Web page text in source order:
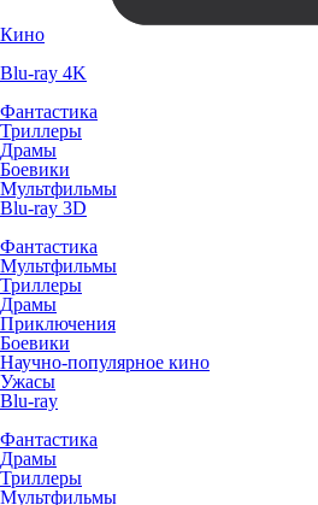
Кино
Blu-ray 4K
Фантастика
Триллеры
Драмы
Боевики
Мультфильмы
Blu-ray 3D
Фантастика
Мультфильмы
Триллеры
Драмы
Приключения
Боевики
Научно-популярное кино
Ужасы
Blu-ray
Фантастика
Драмы
Триллеры
Мультфильмы